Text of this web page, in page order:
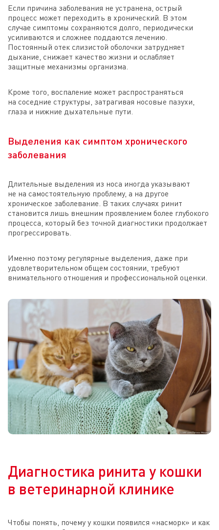
Если причина заболевания не устранена, острый
процесс может переходить в хронический. В этом
случае симптомы сохраняются долго, периодически
усиливаются и сложнее поддаются лечению.
Постоянный отек слизистой оболочки затрудняет
дыхание, снижает качество жизни и ослабляет
защитные механизмы организма.
Кроме того, воспаление может распространяться
на соседние структуры, затрагивая носовые пазухи,
глаза и нижние дыхательные пути.
Выделения как симптом хронического
заболевания
Длительные выделения из носа иногда указывают
не на самостоятельную проблему, а на другое
хроническое заболевание. В таких случаях ринит
становится лишь внешним проявлением более глубокого
процесса, который без точной диагностики продолжает
прогрессировать.
Именно поэтому регулярные выделения, даже при
удовлетворительном общем состоянии, требуют
внимательного отношения и профессиональной оценки.
Диагностика ринита у кошки
в ветеринарной клинике
Чтобы понять, почему у кошки появился «насморк» и как